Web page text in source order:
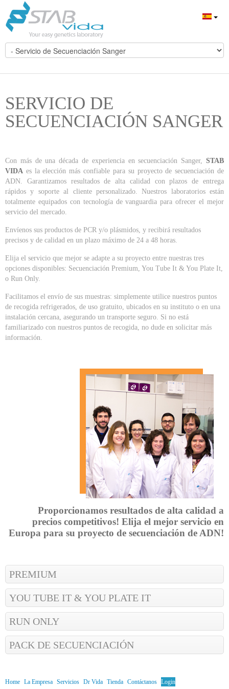
SERVICIO DE
SECUENCIACIÓN SANGER
Con más de una década de experiencia en secuenciación Sanger, STAB
VIDA es la elección más confiable para su proyecto de secuenciación de
ADN. Garantizamos resultados de alta calidad con plazos de entrega
rápidos y soporte al cliente personalizado. Nuestros laboratorios están
totalmente equipados con tecnología de vanguardia para ofrecer el mejor
servicio del mercado.
Envíenos sus productos de PCR y/o plásmidos, y recibirá resultados
precisos y de calidad en un plazo máximo de 24 a 48 horas.
Elija el servicio que mejor se adapte a su proyecto entre nuestras tres
opciones disponibles: Secuenciación Premium, You Tube It & You Plate It,
o Run Only.
Facilitamos el envío de sus muestras: simplemente utilice nuestros puntos
de recogida refrigerados, de uso gratuito, ubicados en su instituto o en una
instalación cercana, asegurando un transporte seguro. Si no está
familiarizado con nuestros puntos de recogida, no dude en solicitar más
información.
Proporcionamos resultados de alta calidad a
precios competitivos! Elija el mejor servicio en
Europa para su proyecto de secuenciación de ADN!
PREMIUM
YOU TUBE IT & YOU PLATE IT
RUN ONLY
PACK DE SECUENCIACIÓN
Home La Empresa Servicios Dr Vida Tienda Contáctanos Login